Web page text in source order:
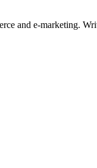
and e-marketing.